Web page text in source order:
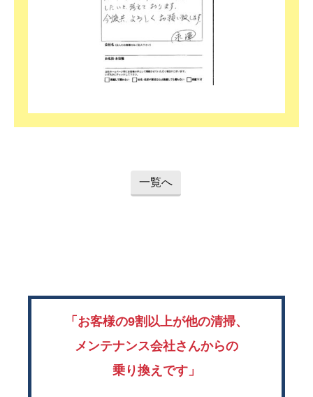
一覧へ
「お客様の9割以上が他の清掃、
メンテナンス会社さんからの
乗り換えです」